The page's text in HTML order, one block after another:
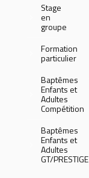
Stage
en
groupe
Formation
particulier
Baptêmes
Enfants et
Adultes
Compétition
Baptêmes
Enfants et
Adultes
GT/PRESTIGE